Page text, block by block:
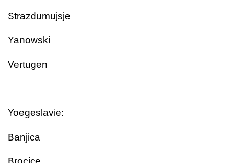
Strazdumujsje
Yanowski
Vertugen
Yoegeslavie:
Banjica